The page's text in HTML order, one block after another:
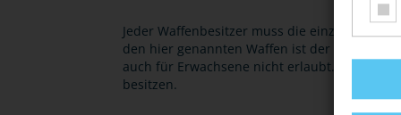
Jeder Waffenbesitzer muss die einzelnen
den hier genannten Waffen ist der Umgang
auch für Erwachsene nicht erlaubt. Das
besitzen.